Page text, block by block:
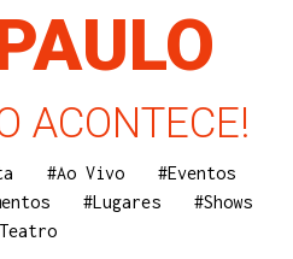
ACONTECE!
#Ao Vivo
#Eventos
#Lugares
#Shows